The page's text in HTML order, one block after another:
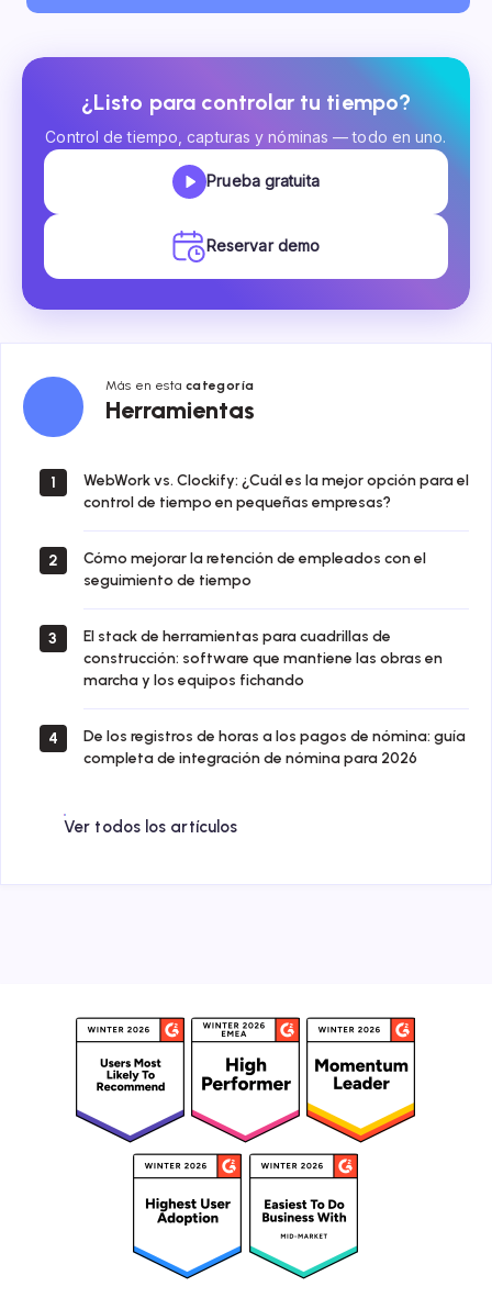
¿Listo para controlar tu tiempo?
Control de tiempo, capturas y nóminas — todo en uno.
Prueba gratuita
Reservar demo
Más en esta categoría
Herramientas
Herramientas
1
WebWork vs. Clockify: ¿Cuál es la mejor opción para el
control de tiempo en pequeñas empresas?
2
Cómo mejorar la retención de empleados con el
seguimiento de tiempo
3
El stack de herramientas para cuadrillas de
construcción: software que mantiene las obras en
marcha y los equipos fichando
4
De los registros de horas a los pagos de nómina: guía
completa de integración de nómina para 2026
Ver todos los artículos